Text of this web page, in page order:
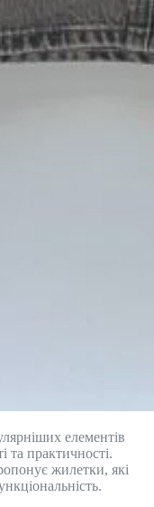
елементів
та практичності.
жилетки, які